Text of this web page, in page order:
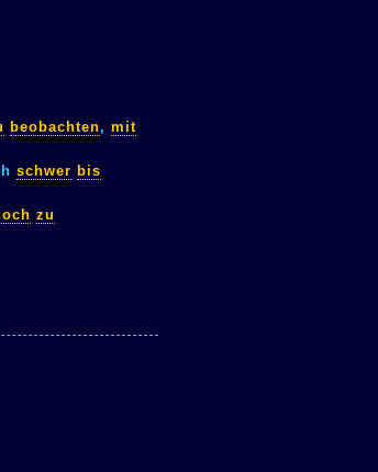
beobachten, mit
schwer bis
zu